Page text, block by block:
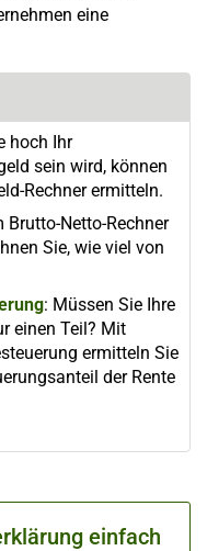
eine
hoch Ihr
sein wird, können
Rechner ermitteln.
Brutto-Netto-Rechner
Sie, wie viel von
: Müssen Sie Ihre
einen Teil? Mit
ermitteln Sie
der Rente
einfach